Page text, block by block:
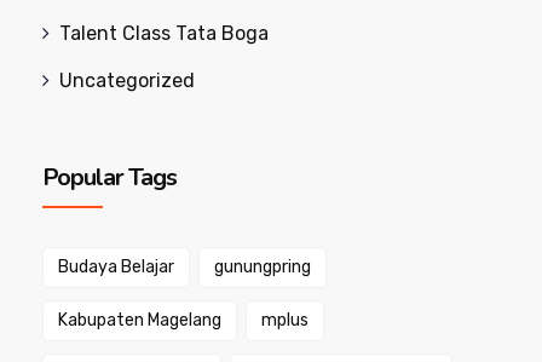
Talent Class Tata Boga
Uncategorized
Popular Tags
Budaya Belajar gunungpring
Kabupaten Magelang mplus